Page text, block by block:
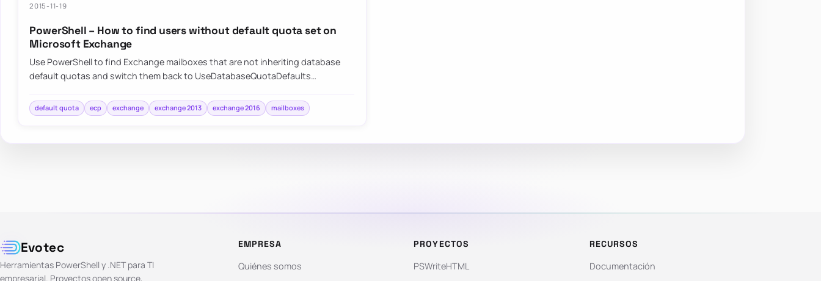
2015-11-19
PowerShell – How to find users without default quota set on
Microsoft Exchange
Use PowerShell to find Exchange mailboxes that are not inheriting database
default quotas and switch them back to UseDatabaseQuotaDefaults…
default quota ecp exchange exchange 2013 exchange 2016 mailboxes
Evotec
Herramientas PowerShell y .NET para TI
empresarial. Proyectos open source,
EMPRESA
Quiénes somos
PROYECTOS
PSWriteHTML
RECURSOS
Documentación